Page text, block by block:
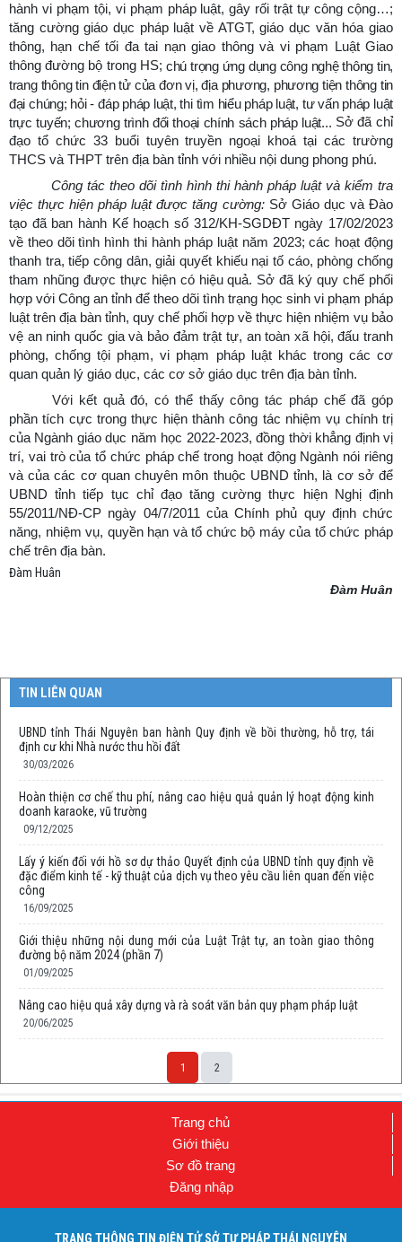
hành vi phạm tội, vi phạm pháp luật, gây rối trật tự công cộng…;
tăng cường giáo dục pháp luật về ATGT, giáo dục văn hóa giao
thông, hạn chế tối đa tai nạn giao thông và vi phạm Luật Giao
thông đường bộ trong HS; chú trọng ứng dụng công nghệ thông tin,
trang thông tin điện tử của đơn vị, địa phương, phương tiện thông tin
đại chúng; hỏi - đáp pháp luật, thi tìm hiểu pháp luật, tư vấn pháp luật
trực tuyến; chương trình đối thoại chính sách pháp luật... Sởđã chỉ
đạo tổ chức 33 buổi tuyên truyền ngoại khoá tại các trường
THCS và THPT trên địa bàn tỉnh với nhiều nội dung phong phú.
Công tác theo dõi tình hình thi hành pháp luật và kiểm tra
việc thực hiện pháp luật được tăng cường:Sở Giáo dục và Đào
tạo đã ban hành Kế hoạch số 312/KH-SGDĐT ngày 17/02/2023
về theo dõi tình hình thi hành pháp luật năm 2023; các hoạt động
thanh tra, tiếp công dân, giải quyết khiếu nại tố cáo, phòng chống
tham nhũngđược thực hiện có hiệu quả. Sở đã ký quy chế phối
hợp với Công an tỉnh để theo dõi tình trạng học sinh vi phạm pháp
luật trên địa bàn tỉnh, quy chế phối hợp về thực hiện nhiệm vụ bảo
vệ an ninh quốc gia và bảo đảm trật tự, an toàn xã hội, đấu tranh
phòng, chống tội phạm, vi phạm pháp luật khác trong các cơ
quan quản lý giáo dục, các cơ sở giáo dục trên địa bàn tỉnh.
Với kết quả đó, có thể thấy công tác pháp chế đã góp
phần tích cực trong thực hiện thành công tác nhiệm vụ chính trị
của Ngành giáo dục năm học 2022-2023, đồng thời khẳng định vị
trí, vai trò của tổ chức pháp chế trong hoạt động Ngành nói riêng
và của các cơ quan chuyên môn thuộc UBND tỉnh, là cơ sở để
UBND tỉnh tiếp tục chỉ đạo tăng cường thực hiện Nghị định
55/2011/NĐ-CP ngày 04/7/2011 của Chính phủ quy định chức
năng, nhiệm vụ, quyền hạn và tổ chức bộ máy của tổ chức pháp
chế trên địa bàn.
Đàm Huân
Đàm Huân
TIN LIÊN QUAN
UBND tỉnh Thái Nguyên ban hành Quy định về bồi thường, hỗ trợ, tái
định cư khi Nhà nước thu hồi đất
30/03/2026
Hoàn thiện cơ chế thu phí, nâng cao hiệu quả quản lý hoạt động kinh
doanh karaoke, vũ trường
09/12/2025
Lấy ý kiến đối với hồ sơ dự thảo Quyết định của UBND tỉnh quy định về
đặc điểm kinh tế - kỹ thuật của dịch vụ theo yêu cầu liên quan đến việc
công
16/09/2025
Giới thiệu những nội dung mới của Luật Trật tự, an toàn giao thông
đường bộ năm 2024 (phần 7)
01/09/2025
Nâng cao hiệu quả xây dựng và rà soát văn bản quy phạm pháp luật
20/06/2025
1 2
Trang chủ
Giới thiệu
Sơ đồ trang
Đăng nhập
TRANG THÔNG TIN ĐIỆN TỬ SỞ TƯ PHÁP THÁI NGUYÊN